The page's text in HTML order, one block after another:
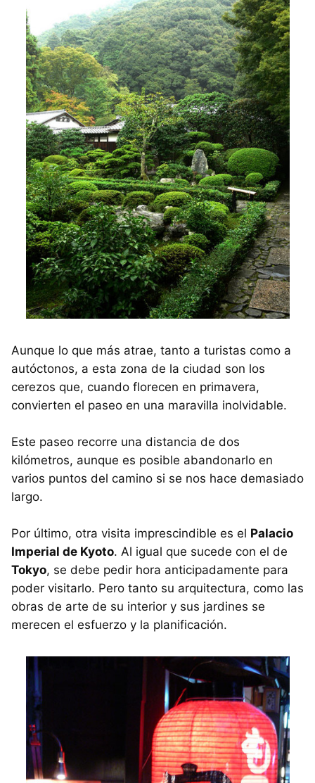
Aunque lo que más atrae, tanto a turistas como a
autóctonos, a esta zona de la ciudad son los
cerezos que, cuando florecen en primavera,
convierten el paseo en una maravilla inolvidable.
Este paseo recorre una distancia de dos
kilómetros, aunque es posible abandonarlo en
varios puntos del camino si se nos hace demasiado
largo.
Por último, otra visita imprescindible es el Palacio
Imperial de Kyoto. Al igual que sucede con el de
Tokyo, se debe pedir hora anticipadamente para
poder visitarlo. Pero tanto su arquitectura, como las
obras de arte de su interior y sus jardines se
merecen el esfuerzo y la planificación.